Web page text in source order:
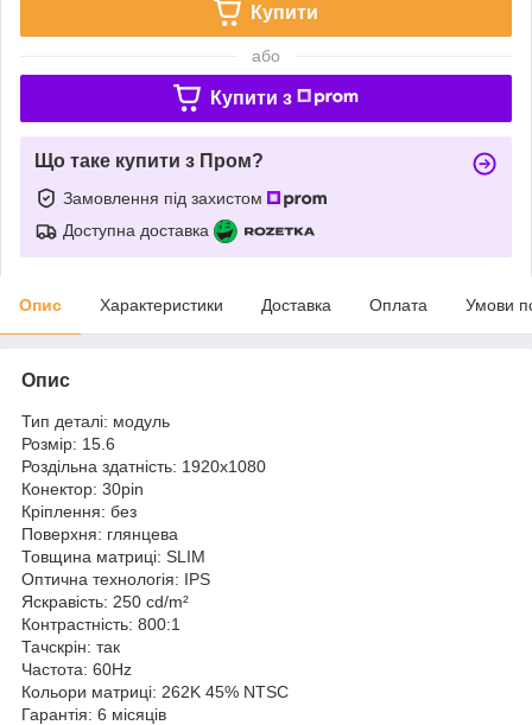
Купити
або
Купити з
Що таке купити з Пром?
Замовлення під захистом
Доступна доставка
Опис Характеристики Доставка Оплата Умови
Опис
Тип деталі: модуль
Розмір: 15.6
Роздільна здатність: 1920x1080
Конектор: 30pin
Кріплення: без
Поверхня: глянцева
Товщина матриці: SLIM
Оптична технологія: IPS
Яскравість: 250 cd/m²
Контрастність: 800:1
Тачскрін: так
Частота: 60Hz
Кольори матриці: 262K 45% NTSC
Гарантія: 6 місяців